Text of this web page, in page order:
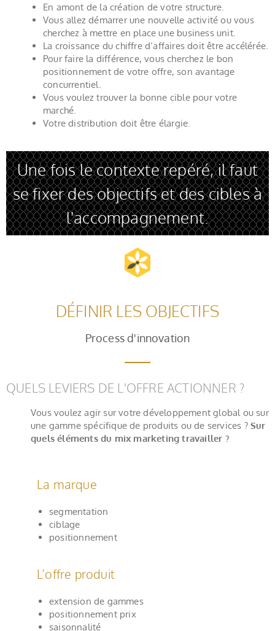
En amont de la création de votre structure.
Vous allez démarrer une nouvelle activité ou vous
cherchez à mettre en place une business unit.
La croissance du chiffre d’affaires doit être accélérée.
Pour faire la différence, vous cherchez le bon
positionnement de votre offre, son avantage
concurrentiel.
Vous voulez trouver la bonne cible pour votre
marché.
Votre distribution doit être élargie.
Une fois le contexte repéré, il faut
se fixer des objectifs et des cibles à
l'accompagnement.
DÉFINIR LES OBJECTIFS
Process d'innovation
QUELS LEVIERS DE L'OFFRE ACTIONNER ?
Vous voulez agir sur votre développement global ou sur
une gamme spécifique de produits ou de services ?Sur
quels éléments du mix marketing travailler ?​
La marque
segmentation
ciblage
positionnement
L’offre produit
extension de gammes
positionnement prix
saisonnalité